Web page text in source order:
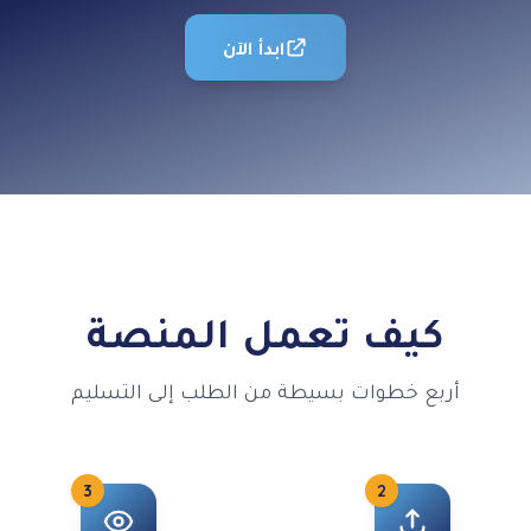
ابدأ الآن
كيف تعمل المنصة
أربع خطوات بسيطة من الطلب إلى التسليم
2
3